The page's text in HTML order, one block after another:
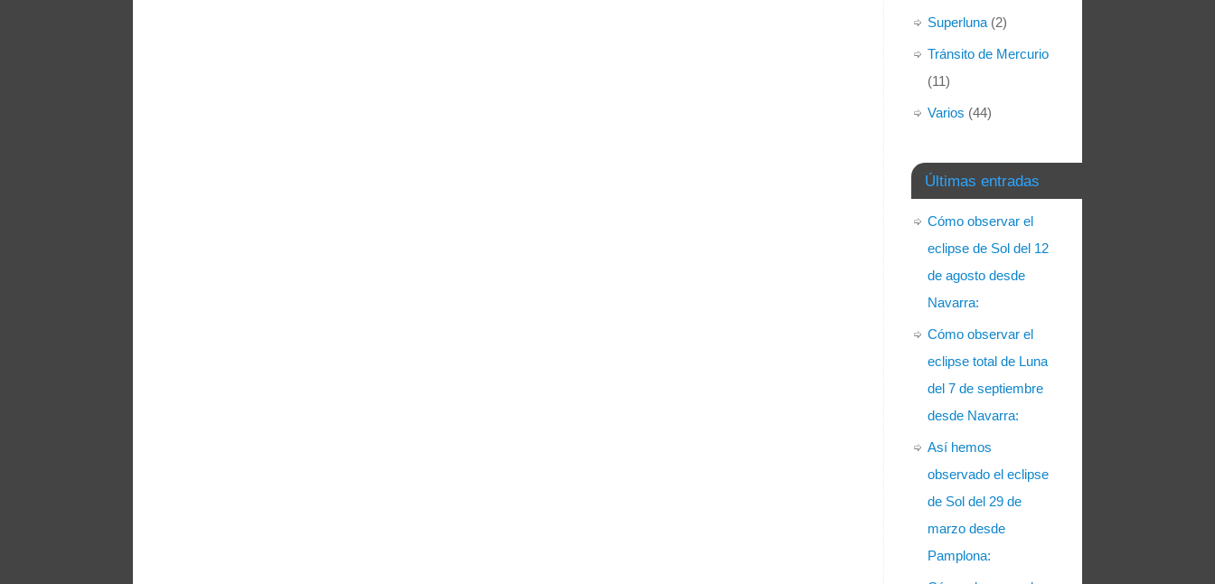
Superluna (2)
Tránsito de Mercurio
(11)
Varios (44)
Últimas entradas
Cómo observar el
eclipse de Sol del 12
de agosto desde
Navarra:
Cómo observar el
eclipse total de Luna
del 7 de septiembre
desde Navarra:
Así hemos
observado el eclipse
de Sol del 29 de
marzo desde
Pamplona: